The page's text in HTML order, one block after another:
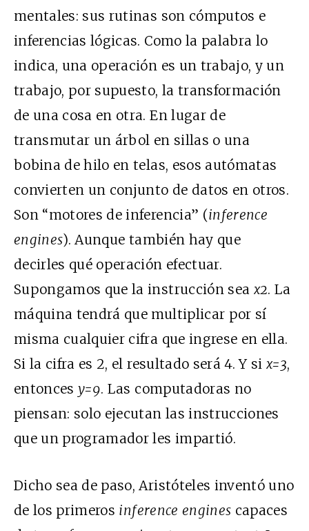
mentales: sus rutinas son cómputos e
inferencias lógicas. Como la palabra lo
indica, una operación es un trabajo, y un
trabajo, por supuesto, la transformación
de una cosa en otra. En lugar de
transmutar un árbol en sillas o una
bobina de hilo en telas, esos autómatas
convierten un conjunto de datos en otros.
Son “motores de inferencia” (inference
engines). Aunque también hay que
decirles qué operación efectuar.
Supongamos que la instrucción sea x2. La
máquina tendrá que multiplicar por sí
misma cualquier cifra que ingrese en ella.
Si la cifra es 2, el resultado será 4. Y six=3,
entoncesy=9. Las computadoras no
piensan: solo ejecutan las instrucciones
que un programador les impartió.
Dicho sea de paso, Aristóteles inventó uno
de los primeros inference engines capaces